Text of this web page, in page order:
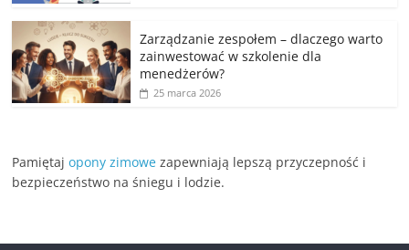
Zarządzanie zespołem – dlaczego warto
zainwestować w szkolenie dla
menedżerów?
25 marca 2026
Pamiętajopony zimowe zapewniają lepszą przyczepność i
bezpieczeństwo na śniegu i lodzie.